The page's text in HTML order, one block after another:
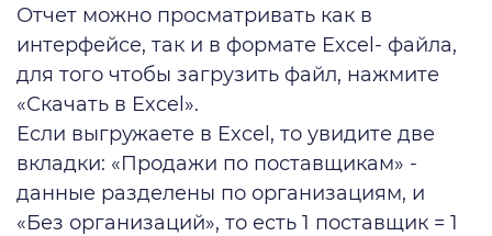
Отчет можно просматривать как в
интерфейсе, так и в формате Excel- файла,
для того чтобы загрузить файл, нажмите
«Скачать в Excel‎».
Если выгружаете в Excel, то увидите две
вкладки: «Продажи по поставщикам» -
данные разделены по организациям, и
«Без организаций», то есть 1 поставщик = 1